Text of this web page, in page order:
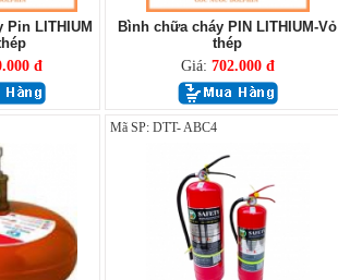
Pin LITHIUM
đ
Bình chữa cháy PIN LITHIUM-Vỏ
thép
Giá: 702.000 đ
Mã SP: DTT- ABC4